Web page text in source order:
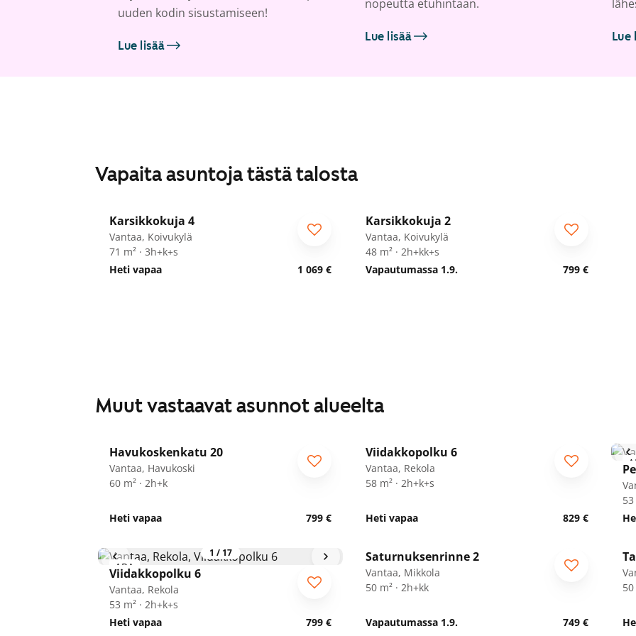
uuden kodin sisustamiseen!
Lue lisää
nopeutta etuhintaan.
Lue lisää Lue
Vapaita asuntoja tästä talosta
Karsikkokuja 4
Vantaa, Koivukylä
71 m² · 3h+k+s
Heti vapaa
1 069 €
Karsikkokuja 2
Vantaa, Koivukylä
48 m² · 2h+kk+s
Vapautumassa 1.9.
799 €
Muut vastaavat asunnot alueelta
Havukoskenkatu 20
Vantaa, Havukoski
60 m² · 2h+k
Heti vapaa 799 €
ARA
Viidakkopolku 6
Vantaa, Rekola
58 m² · 2h+k+s
Heti vapaa 829 €
53
1 / 17
ARA
Viidakkopolku 6
Vantaa, Rekola
53 m² · 2h+k+s
Heti vapaa
799 €
Saturnuksenrinne 2
Vantaa, Mikkola
50 m² · 2h+kk
Vapautumassa 1.9. 749 €